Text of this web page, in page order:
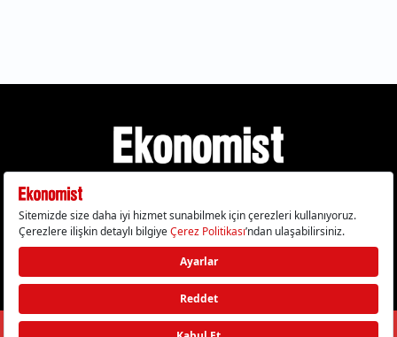
Gizlilik Politikası Çerez Politikası Çerezleri Sıfırla
KVKK Metni Künye İletişim